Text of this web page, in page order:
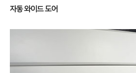
원격지원
자동 와이드 도어